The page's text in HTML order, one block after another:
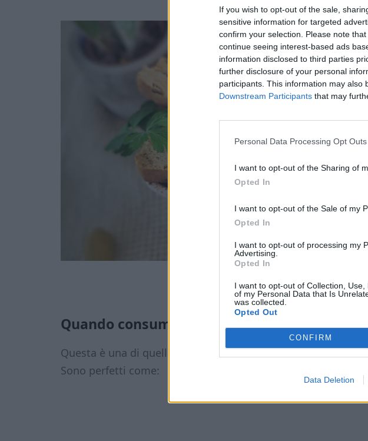
If you wish to opt-out of the sale,
sensitive information for targeted
confirm your selection. Please note
continue seeing interest-based ads
information disclosed to third parties
further disclosure of your personal
participants. This information may also
Downstream Participants that may
Personal Data Processing Opt Outs
I want to opt-out of the Sharing of
Opted In
I want to opt-out of the Sale of my
Opted In
I want to opt-out of processing my
Advertising.
Opted In
I want to opt-out of Collection,
of my Personal Data that Is
was collected.
Opted Out
CONFIRM
Data Deletion
Quando consumare i cantucci salati keto
Questa è una di quelle ricette keto jollyda tenere sempre
Sono perfetti come: